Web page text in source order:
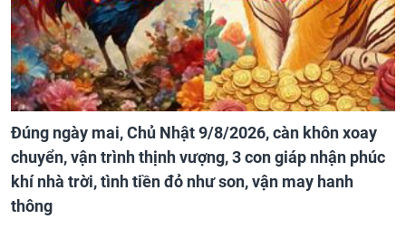
Đúng ngày mai, Chủ Nhật 9/8/2026, càn khôn xoay
chuyển, vận trình thịnh vượng, 3 con giáp nhận phúc
khí nhà trời, tình tiền đỏ như son, vận may hanh
thông